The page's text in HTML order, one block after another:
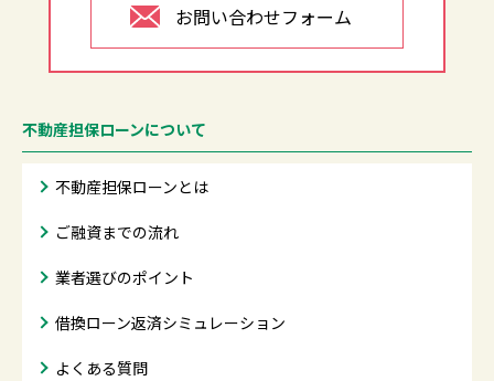
お問い合わせフォーム
不動産担保ローンについて
不動産担保ローンとは
ご融資までの流れ
業者選びのポイント
借換ローン返済シミュレーション
よくある質問